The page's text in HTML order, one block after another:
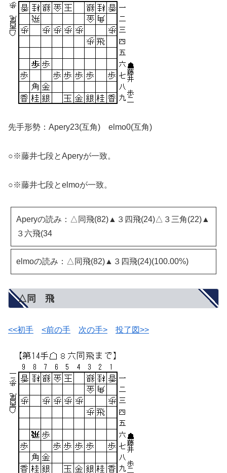
先手形勢：Apery23(互角) elmo0(互角)
○※藤井七段とAperyが一致。
○※藤井七段とelmoが一致。
Aperyの読み：△同飛(82)▲３四飛(24)△３三角(22)▲
３六飛(34
elmoの読み：△同飛(82)▲３四飛(24)(100.00%)
△同 飛
<<初手 <前の手 次の手> 投了図>>